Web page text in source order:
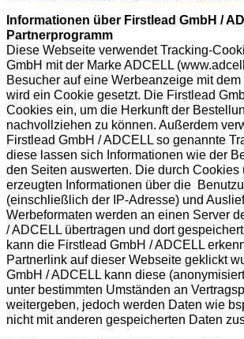
Informationen über Firstlead GmbH /
Partnerprogramm
Diese Webseite verwendet Tracking-
GmbH mit der Marke ADCELL
Besucher auf eine Werbeanzeige mit
wird ein Cookie gesetzt. Die Firstlead
Cookies ein, um die Herkunft der
nachvollziehen zu können. Außerdem
Firstlead GmbH / ADCELL so genannte
diese lassen sich Informationen wie der
den Seiten auswerten. Die durch Cookies
erzeugten Informationen über die
(einschließlich der IP-Adresse) und
Werbeformaten werden an einen Server
/ ADCELL übertragen und dort
kann die Firstlead GmbH / ADCELL
Partnerlink auf dieser Webseite geklickt
GmbH / ADCELL kann diese
unter bestimmten Umständen an
weitergeben, jedoch werden Daten wie
nicht mit anderen gespeicherten Daten